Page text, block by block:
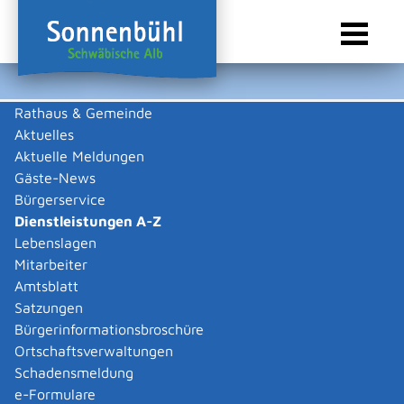
Rathaus & Gemeinde
Aktuelles
Aktuelle Meldungen
Gäste-News
Bürgerservice
Dienstleistungen A-Z
Lebenslagen
Mitarbeiter
Amtsblatt
Satzungen
Bürgerinformationsbroschüre
Ortschaftsverwaltungen
Schadensmeldung
e-Formulare
Sie sind hier:
Dienstleistungen A-Z
Dienstleistungen A-Z
Leistungen
Vielzahl von kommunalen und staatlichen
Verwaltungsvorgängen. Insbesondere erhalten Sie
Informationen zu den erforderlichen Unterlagen die zu
einer bestimmen Verwaltungsdienstleistung notwendig